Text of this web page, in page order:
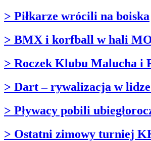
> Piłkarze wrócili na boiska
> BMX i korfball w hali
> Roczek Klubu Malucha i
> Dart – rywalizacja w
> Pływacy pobili
> Ostatni zimowy turniej